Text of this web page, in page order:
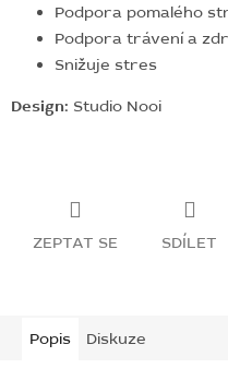
Podpora pomalého
Podpora trávení a
Snižuje stres
Design: Studio Nooi
ZEPTAT SE SDÍLET
Popis Diskuze